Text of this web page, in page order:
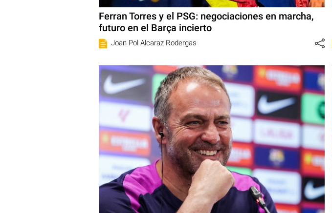
Ferran Torres y el PSG: negociaciones en marcha,
futuro en el Barça incierto
Joan Pol Alcaraz Rodergas